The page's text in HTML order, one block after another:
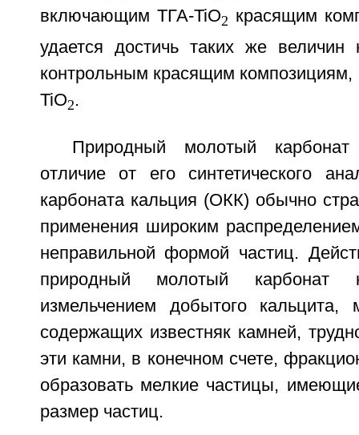
включающим ТГА-TiO2 красящим
удается достичь таких же величин
контрольным красящим
TiO2.
Природный молотый
отличие от его синтетического
карбоната кальция (ОКК) обычно
применения широким
неправильной формой частиц.
природный молотый карбонат
измельчением добытого
содержащих известняк камней,
эти камни, в конечном счете,
образовать мелкие частицы,
размер частиц.